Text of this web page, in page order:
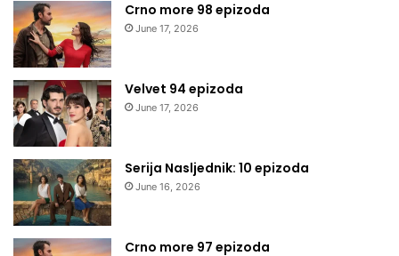
Crno more 98 epizoda
June 17, 2026
Velvet 94 epizoda
June 17, 2026
Serija Nasljednik: 10 epizoda
June 16, 2026
Crno more 97 epizoda